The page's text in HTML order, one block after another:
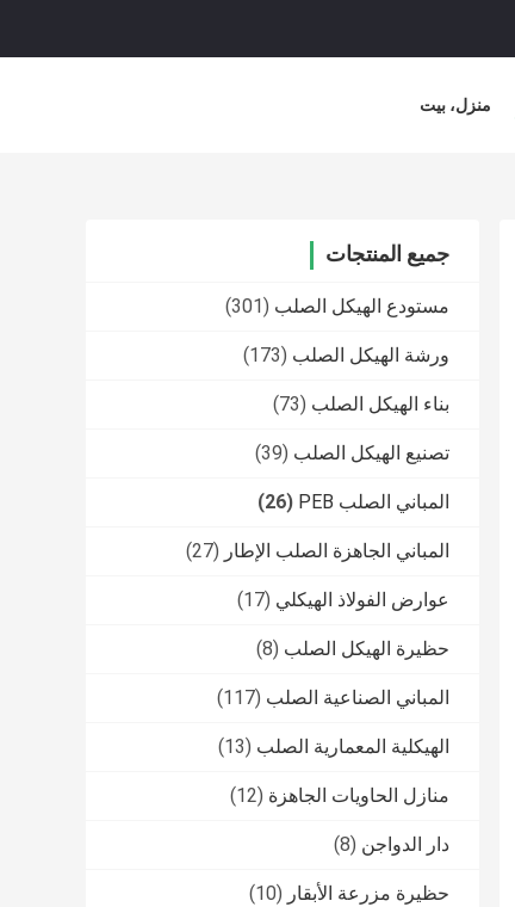
منزل، بيت
جميع المنتجات
مستودع الهيكل الصلب (301)
ورشة الهيكل الصلب (173)
بناء الهيكل الصلب (73)
تصنيع الهيكل الصلب (39)
المباني الصلب PEB (26)
المباني الجاهزة الصلب الإطار (27)
عوارض الفولاذ الهيكلي (17)
حظيرة الهيكل الصلب (8)
المباني الصناعية الصلب (117)
الهيكلية المعمارية الصلب (13)
منازل الحاويات الجاهزة (12)
دار الدواجن (8)
حظيرة مزرعة الأبقار (10)